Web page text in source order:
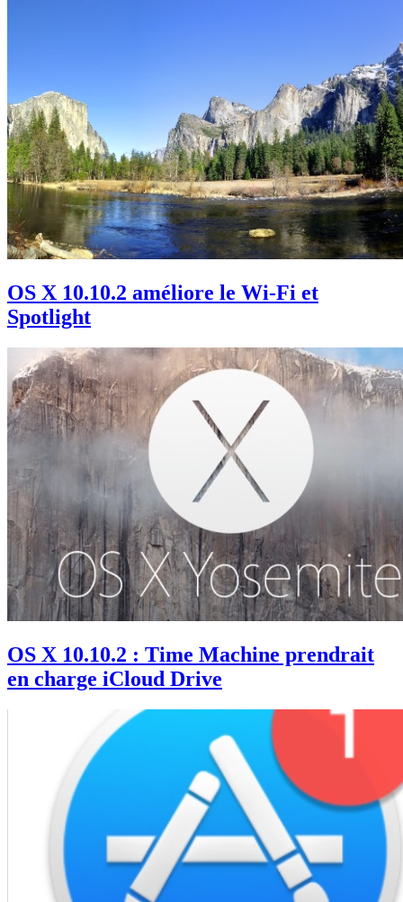
OS X 10.10.2 améliore le Wi-Fi et
Spotlight
OS X 10.10.2 : Time Machine prendrait
en charge iCloud Drive